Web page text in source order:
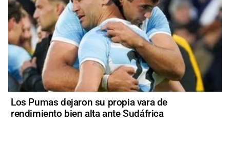
Los Pumas dejaron su propia vara de
rendimiento bien alta ante Sudáfrica